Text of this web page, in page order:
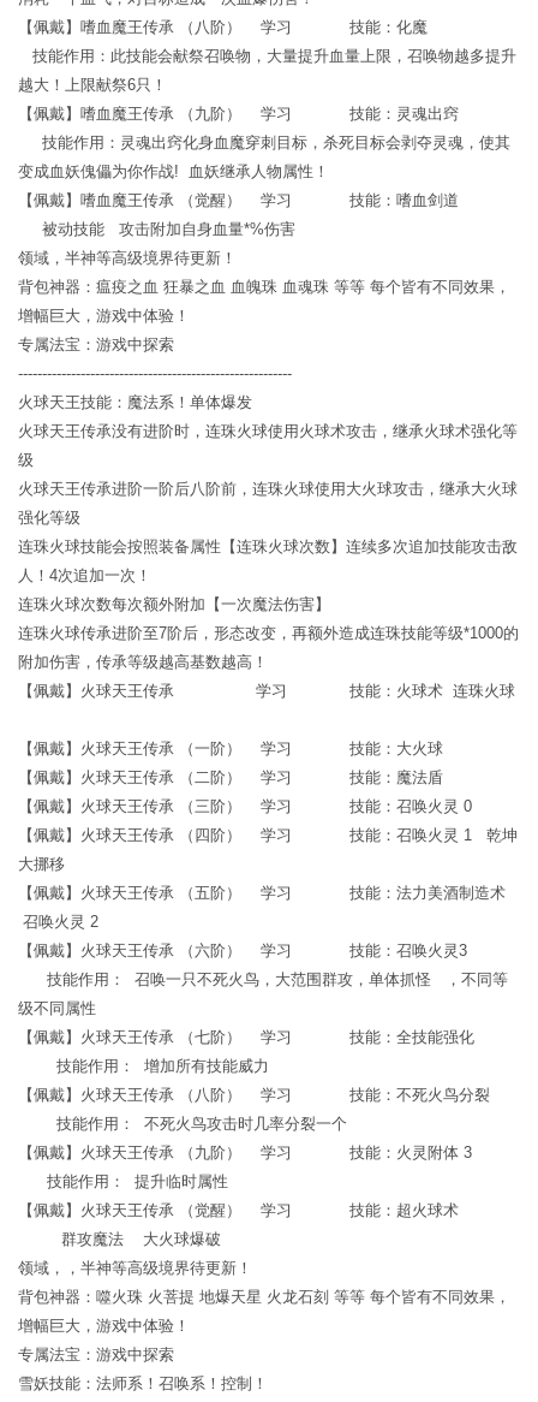
【佩戴】嗜血魔王传承 （八阶） 学习 技能：化魔
技能作用：此技能会献祭召唤物，大量提升血量上限，召唤物越多提升
越大！上限献祭6只！
【佩戴】嗜血魔王传承 （九阶） 学习 技能：灵魂出窍
技能作用：灵魂出窍化身血魔穿刺目标，杀死目标会剥夺灵魂，使其
变成血妖傀儡为你作战! 血妖继承人物属性！
【佩戴】嗜血魔王传承 （觉醒） 学习 技能：嗜血剑道
被动技能 攻击附加自身血量*%伤害
领域，半神等高级境界待更新！
背包神器：瘟疫之血 狂暴之血 血魄珠 血魂珠 等等 每个皆有不同效果，
增幅巨大，游戏中体验！
专属法宝：游戏中探索
---------------------------------------------------------
火球天王技能：魔法系！单体爆发
火球天王传承没有进阶时，连珠火球使用火球术攻击，继承火球术强化等
级
火球天王传承进阶一阶后八阶前，连珠火球使用大火球攻击，继承大火球
强化等级
连珠火球技能会按照装备属性【连珠火球次数】连续多次追加技能攻击敌
人！4次追加一次！
连珠火球次数每次额外附加【一次魔法伤害】
连珠火球传承进阶至7阶后，形态改变，再额外造成连珠技能等级*1000的
附加伤害，传承等级越高基数越高！
【佩戴】火球天王传承 学习 技能：火球术 连珠火球
【佩戴】火球天王传承 （一阶） 学习 技能：大火球
【佩戴】火球天王传承 （二阶） 学习 技能：魔法盾
【佩戴】火球天王传承 （三阶） 学习 技能：召唤火灵 0
【佩戴】火球天王传承 （四阶） 学习 技能：召唤火灵 1 乾坤
大挪移
【佩戴】火球天王传承 （五阶） 学习 技能：法力美酒制造术
召唤火灵 2
【佩戴】火球天王传承 （六阶） 学习 技能：召唤火灵3
技能作用： 召唤一只不死火鸟，大范围群攻，单体抓怪 ，不同等
级不同属性
【佩戴】火球天王传承 （七阶） 学习 技能：全技能强化
技能作用： 增加所有技能威力
【佩戴】火球天王传承 （八阶） 学习 技能：不死火鸟分裂
技能作用： 不死火鸟攻击时几率分裂一个
【佩戴】火球天王传承 （九阶） 学习 技能：火灵附体 3
技能作用： 提升临时属性
【佩戴】火球天王传承 （觉醒） 学习 技能：超火球术
群攻魔法 大火球爆破
领域，，半神等高级境界待更新！
背包神器：噬火珠 火菩提 地爆天星 火龙石刻 等等 每个皆有不同效果，
增幅巨大，游戏中体验！
专属法宝：游戏中探索
雪妖技能：法师系！召唤系！控制！